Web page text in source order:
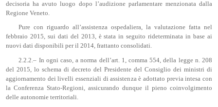
decisoria ha avuto luogo dopo l’audizione parlamentare menzionata dalla
Regione Veneto.
Pure con riguardo all’assistenza ospedaliera, la valutazione fatta nel
febbraio 2015, sui dati del 2013, è stata in seguito rideterminata in base ai
nuovi dati disponibili per il 2014, frattanto consolidati.
2.2.2.– In ogni caso, a norma dell’art. 1, comma 554, della legge n. 208
del 2015, lo schema di decreto del Presidente del Consiglio dei ministri di
aggiornamento dei livelli essenziali di assistenza è adottato previa intesa con
la Conferenza Stato-Regioni, assicurando dunque il pieno coinvolgimento
delle autonomie territoriali.